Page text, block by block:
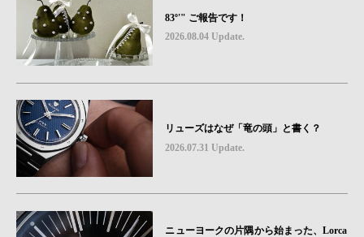
83º'" ご報告です！
2026.08.04 Update.
リューズはなぜ「竜の頭」と書く？
2026.07.31 Update.
ニューヨークの片隅から始まった、Lorca